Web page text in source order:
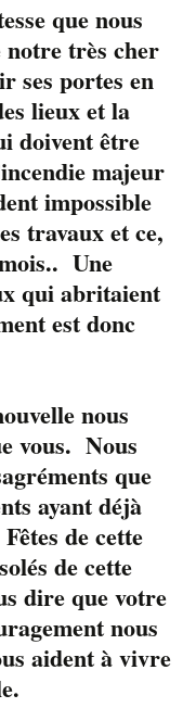
que nous
notre très cher
ses portes en
et la
doivent être
majeur
impossible
travaux et ce,
Une
qui abritaient
est donc
moment.
nous
vous. Nous
que
ayant déjà
de cette
de cette
dire que votre
nous
aident à vivre